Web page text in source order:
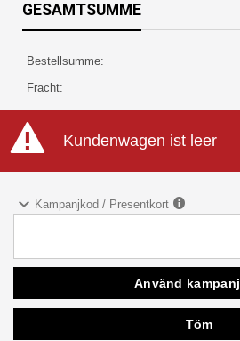
Kundenwagen ist leer
GESAMTSUMME
Bestellsumme:
Fracht:
GESAMTSUMME:
Kampanjkod / Presentkort